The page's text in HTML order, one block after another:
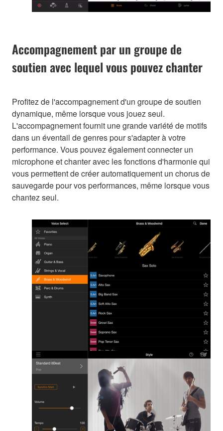
Accompagnement par un groupe de
soutien avec lequel vous pouvez chanter
Profitez de l'accompagnement d'un groupe de soutien
dynamique, même lorsque vous jouez seul.
L'accompagnement fournit une grande variété de motifs
dans un éventail de genres pour s'adapter à votre
performance. Vous pouvez également connecter un
microphone et chanter avec les fonctions d'harmonie qui
vous permettent de créer automatiquement un chorus de
sauvegarde pour vos performances, même lorsque vous
chantez seul.